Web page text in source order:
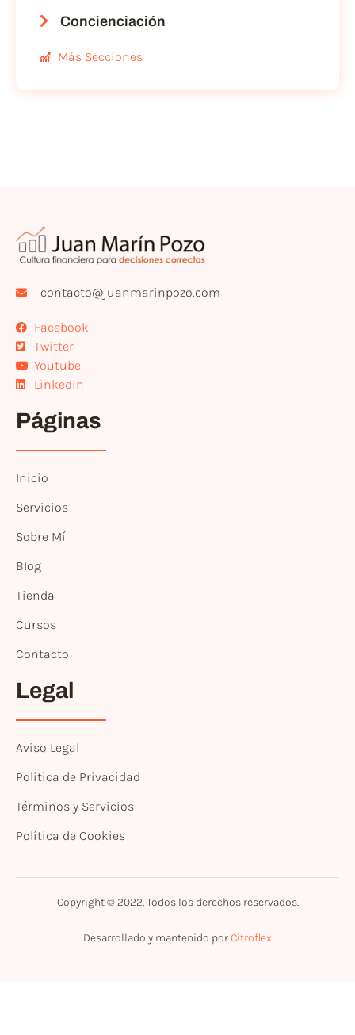
Concienciación
Más Secciones
contacto@juanmarinpozo.com
Facebook
Twitter
Youtube
Linkedin
Páginas
Inicio
Servicios
Sobre Mí
Blog
Tienda
Cursos
Contacto
Legal
Aviso Legal
Política de Privacidad
Términos y Servicios
Política de Cookies
Copyright © 2022. Todos los derechos reservados.
Desarrollado y mantenido porCitroflex